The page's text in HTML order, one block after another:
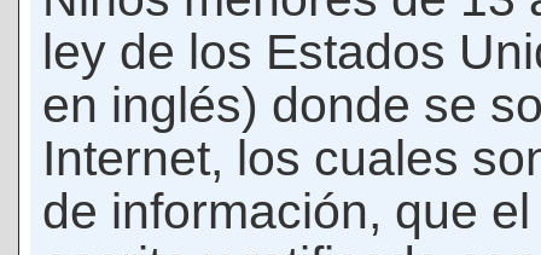
ley de los Estados
en inglés) donde se
Internet, los cuales
de información, que